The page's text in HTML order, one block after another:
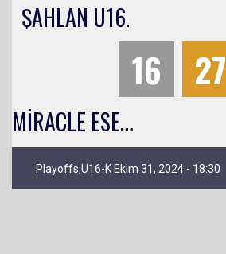
ŞAHLAN U16.
16 27
M
İRACLE ESENTEPE U16.
Playoffs,U16-K Ekim 31, 2024 - 18:30